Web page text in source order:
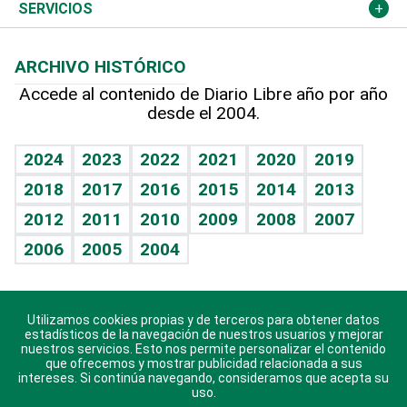
Economía personal
Podcast Arte Libre
Hablando con el pediatra
Vida y familia
Eñe
Celebrando la vida
Sin complejos
En pocas palabras
Escuchando al corazón
Economía Personal
Más deportes
TBT Deportivo
Columnistas
Más firmas
Cambio climático
Opinión
Hecho en casa
Guía del dinero
SERVICIOS
Cumpleaños
Horóscopos
Crucigramas
ARCHIVO HISTÓRICO
Accede al contenido de Diario Libre año por año
desde el 2004.
2024 2023 2022 2021 2020
2019
2018
2017 2016 2015 2014
2013
2012
2011 2010 2009 2008
2007
2006
2005 2004
Descarga nuestras aplicaciones para Android, iOS y
sistema Huawei.
Utilizamos cookies propias y de terceros para obtener datos
estadísticos de la navegación de nuestros usuarios y mejorar
nuestros servicios. Esto nos permite personalizar el contenido
que ofrecemos y mostrar publicidad relacionada a sus
intereses. Si continúa navegando, consideramos que acepta su
uso.